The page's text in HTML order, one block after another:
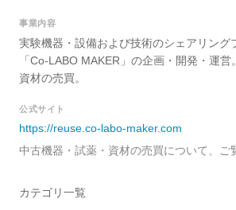
事業内容
実験機器・設備および技術のシェアリング
「Co-LABO MAKER」の企画・開発・運営
資材の売買。
公式サイト
https://reuse.co-labo-maker.com
中古機器・試薬・資材の売買について、ご
カテゴリ一覧